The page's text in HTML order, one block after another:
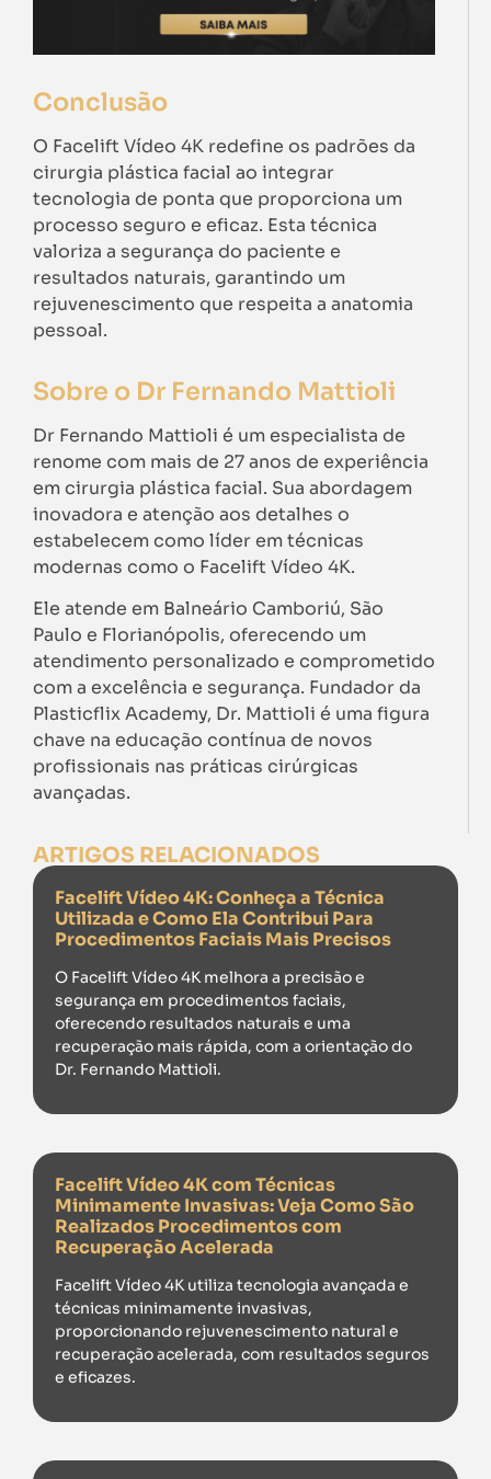
Conclusão
O Facelift Vídeo 4K redefine os padrões da
cirurgia plástica facial ao integrar
tecnologia de ponta que proporciona um
processo seguro e eficaz. Esta técnica
valoriza a segurança do paciente e
resultados naturais, garantindo um
rejuvenescimento que respeita a anatomia
pessoal.
Sobre o Dr Fernando Mattioli
Dr Fernando Mattioli é um especialista de
renome com mais de 27 anos de experiência
em cirurgia plástica facial. Sua abordagem
inovadora e atenção aos detalhes o
estabelecem como líder em técnicas
modernas como o Facelift Vídeo 4K.
Ele atende em Balneário Camboriú, São
Paulo e Florianópolis, oferecendo um
atendimento personalizado e comprometido
com a excelência e segurança. Fundador da
Plasticflix Academy, Dr. Mattioli é uma figura
chave na educação contínua de novos
profissionais nas práticas cirúrgicas
avançadas.
ARTIGOS RELACIONADOS
Facelift Vídeo 4K: Conheça a Técnica
Utilizada e Como Ela Contribui Para
Procedimentos Faciais Mais Precisos
O Facelift Vídeo 4K melhora a precisão e
segurança em procedimentos faciais,
oferecendo resultados naturais e uma
recuperação mais rápida, com a orientação do
Dr. Fernando Mattioli.
Facelift Vídeo 4K com Técnicas
Minimamente Invasivas: Veja Como São
Realizados Procedimentos com
Recuperação Acelerada
Facelift Vídeo 4K utiliza tecnologia avançada e
técnicas minimamente invasivas,
proporcionando rejuvenescimento natural e
recuperação acelerada, com resultados seguros
e eficazes.